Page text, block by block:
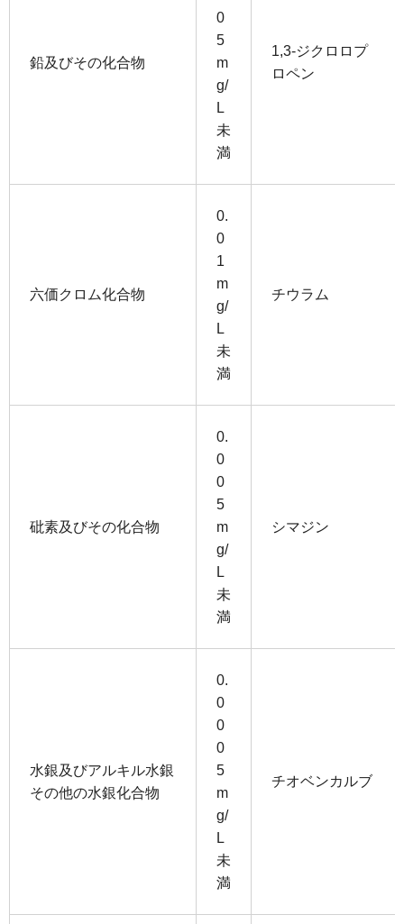
鉛及びその化合物
0
5
m
g/
L
未
満
1,3-ジクロロプ
ロペン
六価クロム化合物
0.
0
1
m
g/
L
未
満
チウラム
砒素及びその化合物
0.
0
0
5
m
g/
L
未
満
シマジン
水銀及びアルキル水銀
その他の水銀化合物
0.
0
0
0
5
m
g/
L
未
満
チオベンカルブ